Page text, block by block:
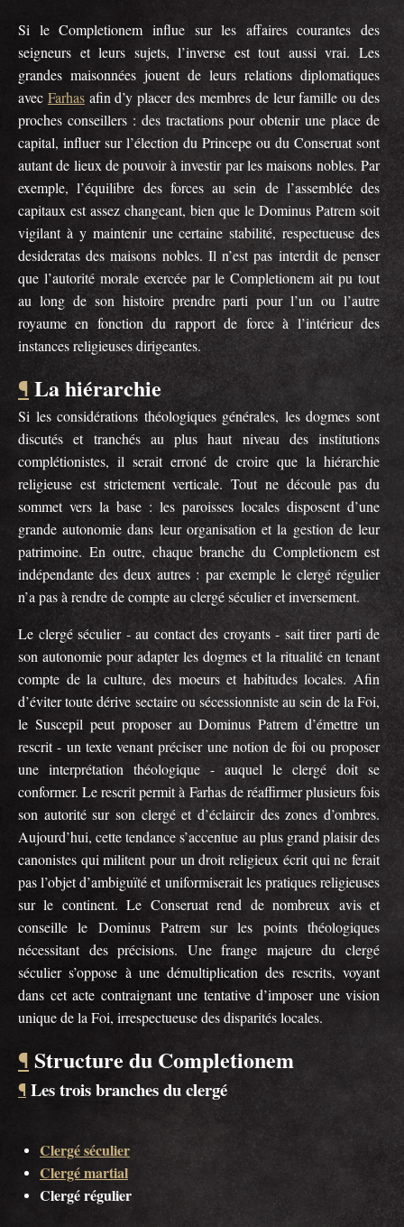
Si le Completionem influe sur les affaires courantes des
seigneurs et leurs sujets, l’inverse est tout aussi vrai. Les
grandes maisonnées jouent de leurs relations diplomatiques
avec Farhasafin d’y placer des membres de leur famille ou des
proches conseillers : des tractations pour obtenir une place de
capital, influer sur l’élection du Princepe ou du Conseruat sont
autant de lieux de pouvoir à investir par les maisons nobles. Par
exemple, l’équilibre des forces au sein de l’assemblée des
capitaux est assez changeant, bien que le Dominus Patrem soit
vigilant à y maintenir une certaine stabilité, respectueuse des
desideratas des maisons nobles. Il n’est pas interdit de penser
que l’autorité morale exercée par le Completionem ait pu tout
au long de son histoire prendre parti pour l’un ou l’autre
royaume en fonction du rapport de force à l’intérieur des
instances religieuses dirigeantes.
¶ La hiérarchie
Si les considérations théologiques générales, les dogmes sont
discutés et tranchés au plus haut niveau des institutions
complétionistes, il serait erroné de croire que la hiérarchie
religieuse est strictement verticale. Tout ne découle pas du
sommet vers la base : les paroisses locales disposent d’une
grande autonomie dans leur organisation et la gestion de leur
patrimoine. En outre, chaque branche du Completionem est
indépendante des deux autres : par exemple le clergé régulier
n’a pas à rendre de compte au clergé séculier et inversement.
Le clergé séculier - au contact des croyants - sait tirer parti de
son autonomie pour adapter les dogmes et la ritualité en tenant
compte de la culture, des moeurs et habitudes locales. Afin
d’éviter toute dérive sectaire ou sécessionniste au sein de la Foi,
le Suscepil peut proposer au Dominus Patrem d’émettre un
rescrit - un texte venant préciser une notion de foi ou proposer
une interprétation théologique - auquel le clergé doit se
conformer. Le rescrit permit à Farhas de réaffirmer plusieurs fois
son autorité sur son clergé et d’éclaircir des zones d’ombres.
Aujourd’hui, cette tendance s’accentue au plus grand plaisir des
canonistes qui militent pour un droit religieux écrit qui ne ferait
pas l’objet d’ambiguïté et uniformiserait les pratiques religieuses
sur le continent. Le Conseruat rend de nombreux avis et
conseille le Dominus Patrem sur les points théologiques
nécessitant des précisions. Une frange majeure du clergé
séculier s’oppose à une démultiplication des rescrits, voyant
dans cet acte contraignant une tentative d’imposer une vision
unique de la Foi, irrespectueuse des disparités locales.
¶ Structure du Completionem
¶ Les trois branches du clergé
Clergé séculier
Clergé martial
Clergé régulier